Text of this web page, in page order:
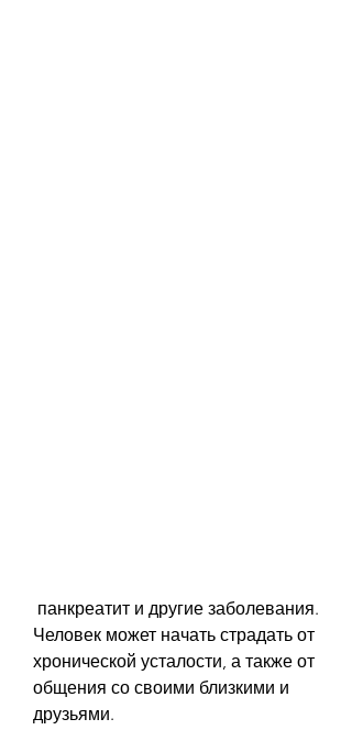
Человек может начать страдать от
хронической усталости, а также от
общения со своими близкими и
друзьями.